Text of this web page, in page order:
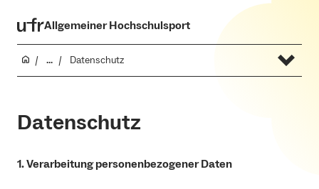
Allgemeiner Hochschulsport
... Datenschutz
Datenschutz
1. Verarbeitung personenbezogener Daten